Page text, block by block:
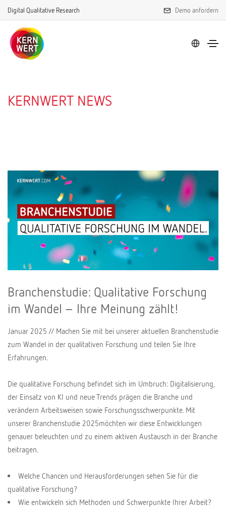
Digital Qualitative Research Demo anfordern
KERNWERT NEWS
Branchenstudie: Qualitative Forschung
im Wandel – Ihre Meinung zählt!
Januar 2025 // Machen Sie mit bei unserer aktuellen Branchenstudie
zum Wandel in der qualitativen Forschung und teilen Sie Ihre
Erfahrungen.
Die qualitative Forschung befindet sich im Umbruch: Digitalisierung,
der Einsatz von KI und neue Trends prägen die Branche und
verändern Arbeitsweisen sowie Forschungsschwerpunkte. Mit
unserer Branchenstudie 2025möchten wir diese Entwicklungen
genauer beleuchten und zu einem aktiven Austausch in der Branche
beitragen.
Welche Chancen und Herausforderungen sehen Sie für die
qualitative Forschung?
Wie entwickeln sich Methoden und Schwerpunkte Ihrer Arbeit?